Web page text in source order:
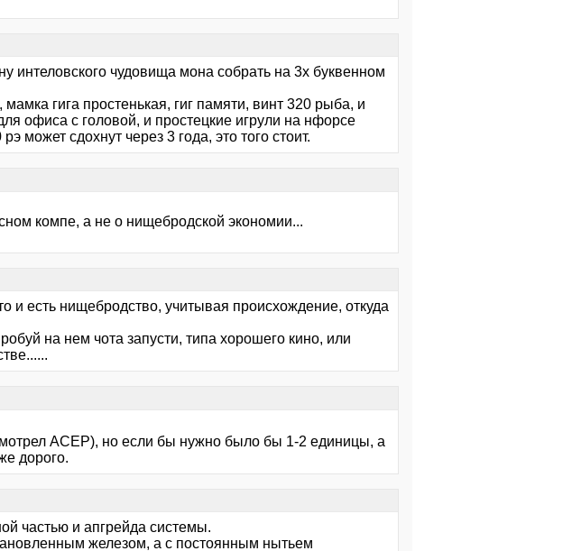
интеловского чудовища мона собрать на 3х буквенном
гига простенькая, гиг памяти, винт 320 рыба, и
офиса с головой, и простецкие игрули на нфорсе
может сдохнут через 3 года, это того стоит.
компе, а не о нищебродской экономии...
и есть нищебродство, учитывая происхождение, откуда
на нем чота запусти, типа хорошего кино, или
АСЕР), но если бы нужно было бы 1-2 единицы, а
дорого.
частью и апгрейда системы.
железом, а с постоянным нытьем